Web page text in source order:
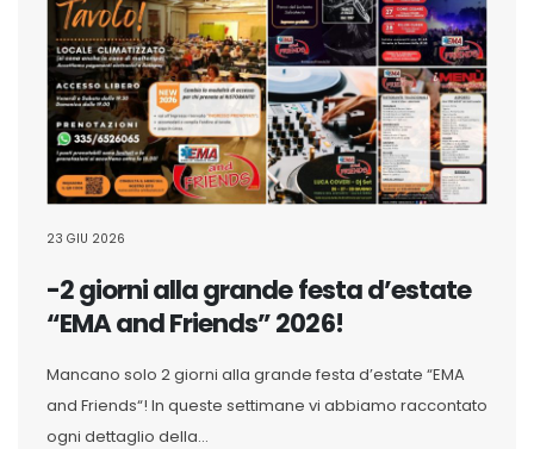
23 GIU 2026
-2 giorni alla grande festa d’estate
“EMA and Friends” 2026!
Mancano solo 2 giorni alla grande festa d’estate “EMA
and Friends“! In queste settimane vi abbiamo raccontato
ogni dettaglio della...